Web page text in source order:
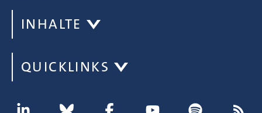
INHALTE
QUICKLINKS